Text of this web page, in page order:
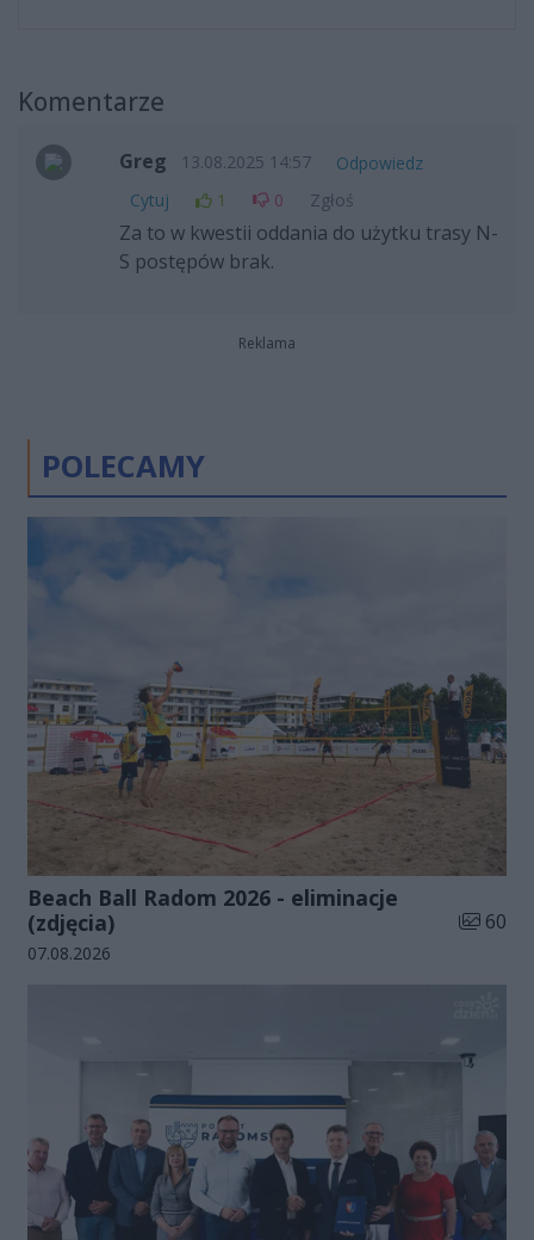
Komentarze
Greg 13.08.2025 14:57
Odpowiedz
Cytuj
1 0 Zgłoś
Za to w kwestii oddania do użytku trasy N-
S postępów brak.
Reklama
POLECAMY
Beach Ball Radom 2026 - eliminacje
(zdjęcia)
Liczba
60
Data dodania galerii:
07.08.2026